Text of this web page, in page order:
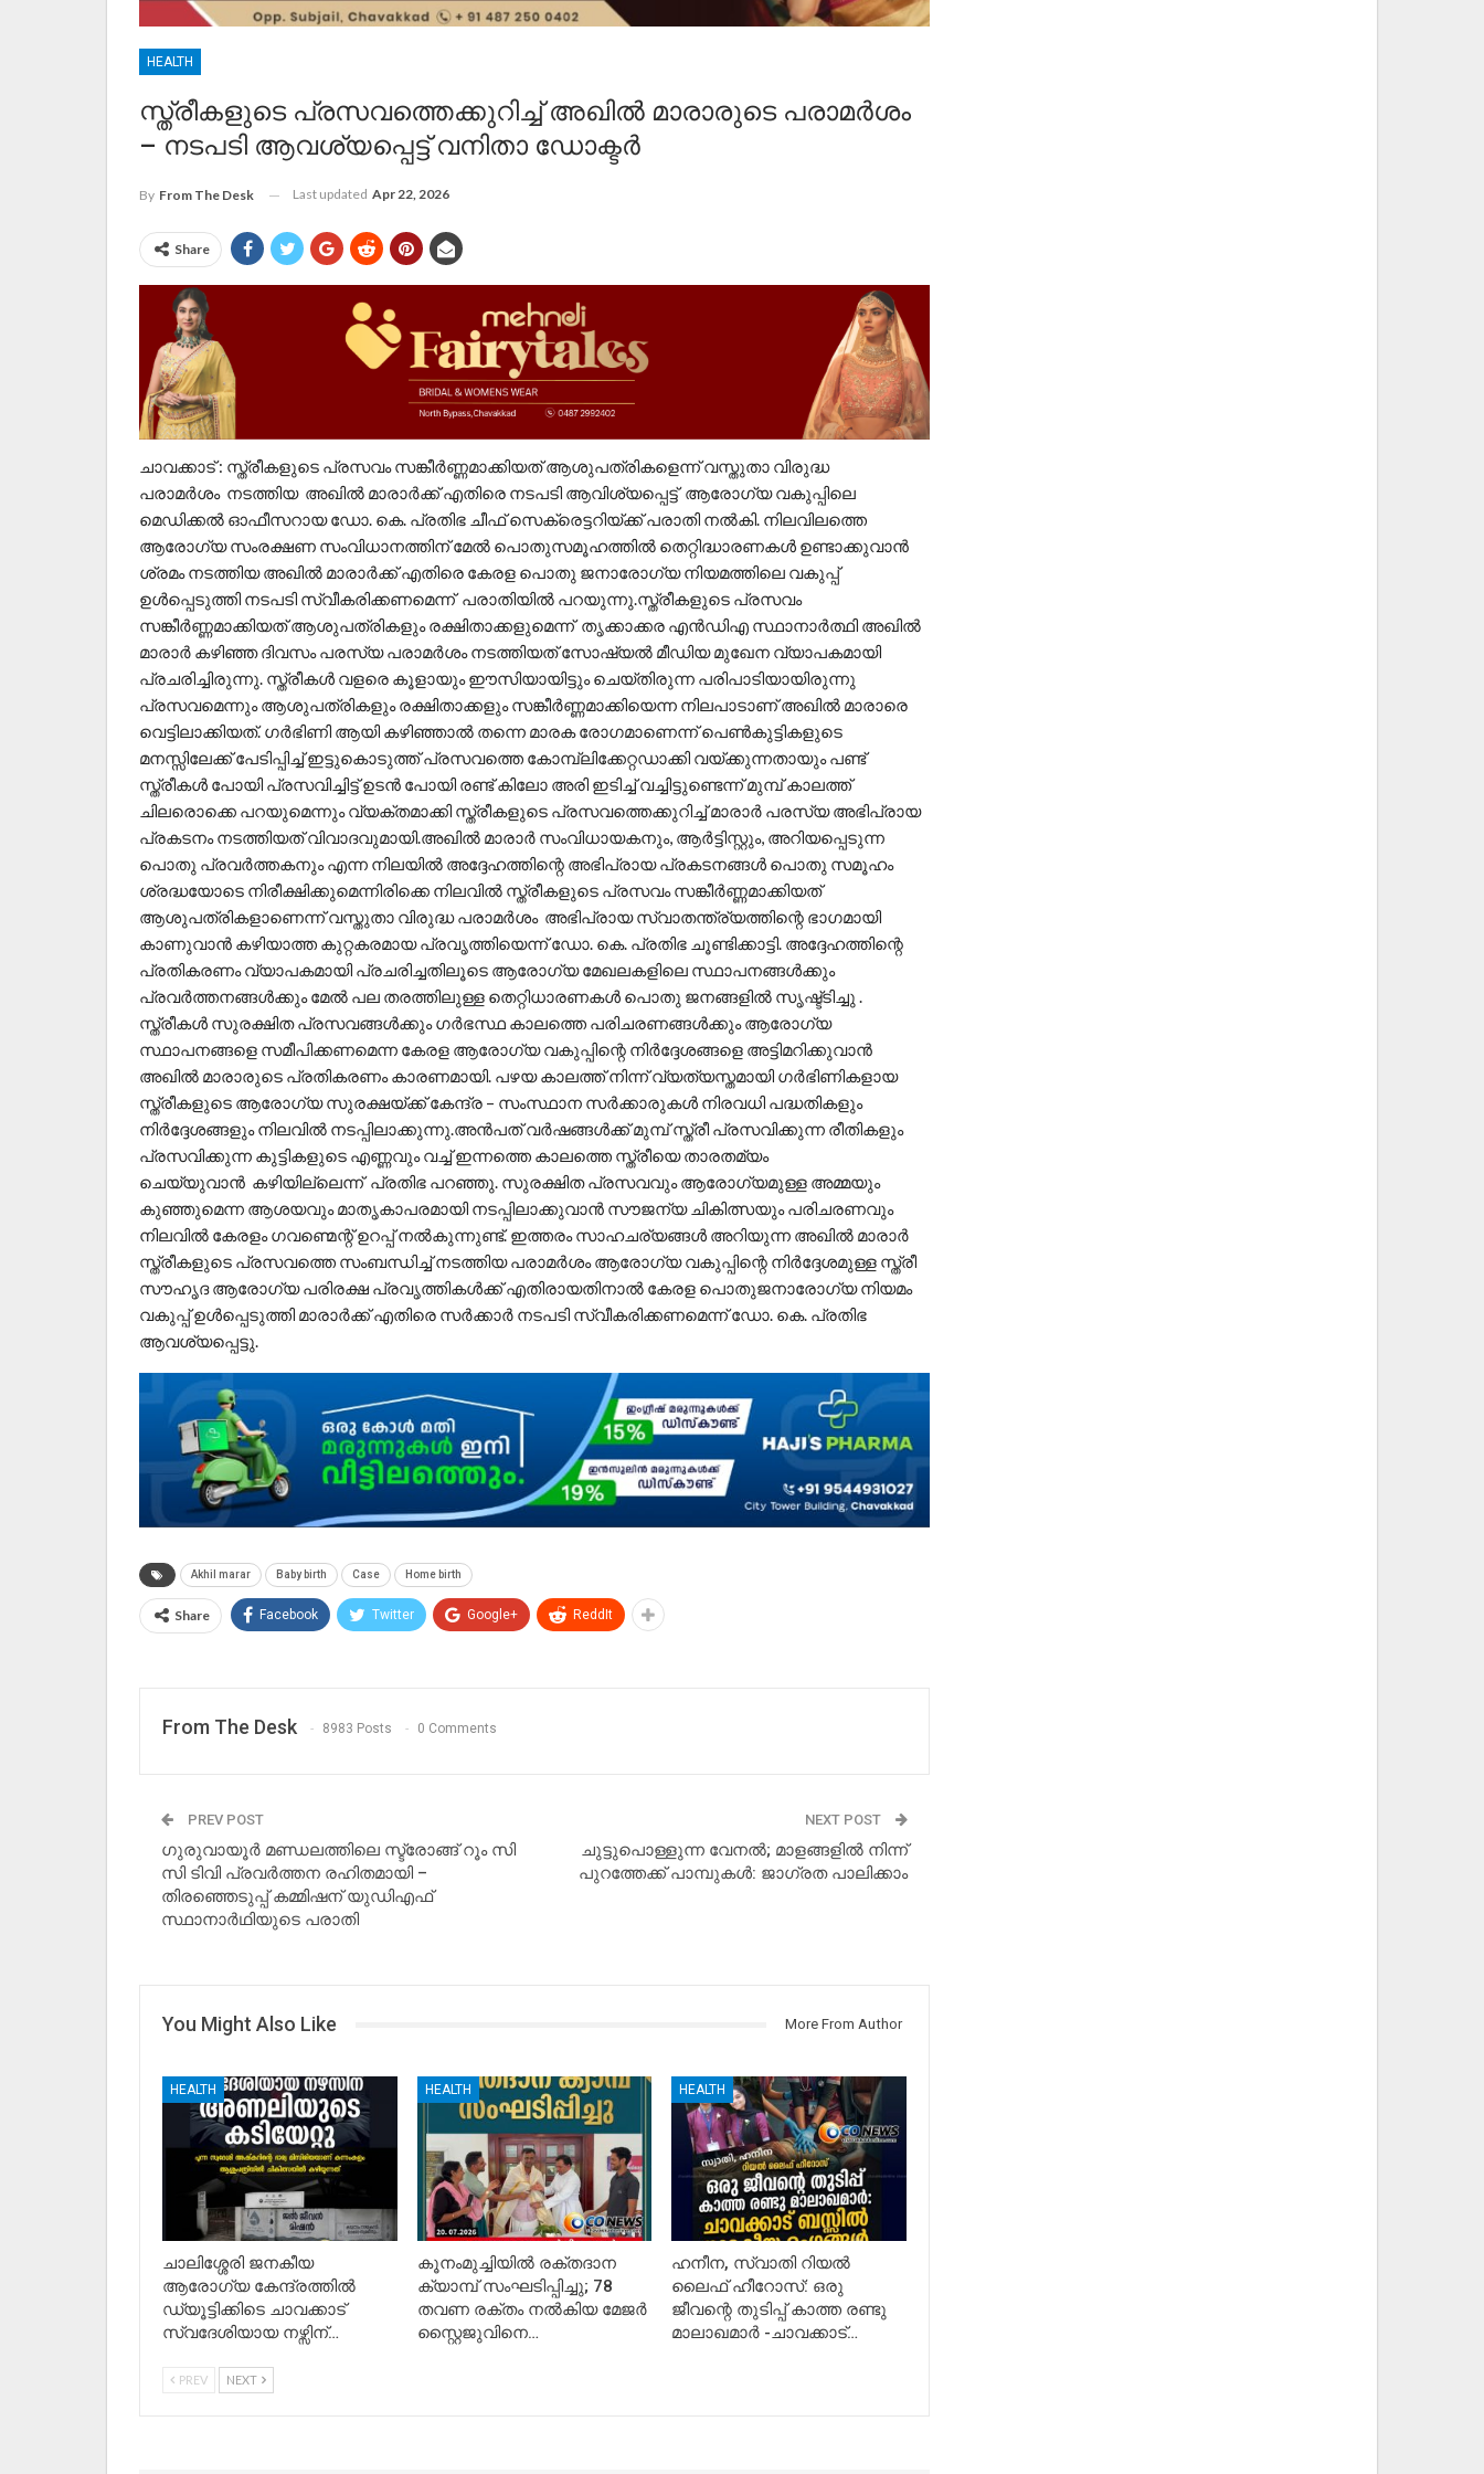
HEALTH
സ്ത്രീകളുടെ പ്രസവത്തെക്കുറിച്ച് അഖിൽ മാരാരുടെ പരാമർശം
– നടപടി ആവശ്യപ്പെട്ട് വനിതാ ഡോക്ടർ
By From The Desk Last updated Apr 22, 2026
Share
ചാവക്കാട് : സ്ത്രീകളുടെ പ്രസവം സങ്കീർണ്ണമാക്കിയത് ആശുപത്രികളെന്ന് വസ്തുതാ വിരുദ്ധ
പരാമർശം നടത്തിയ അഖിൽ മാരാർക്ക് എതിരെ നടപടി ആവിശ്യപ്പെട്ട് ആരോഗ്യ വകുപ്പിലെ
മെഡിക്കൽ ഓഫീസറായ ഡോ. കെ. പ്രതിഭ ചീഫ് സെക്രെട്ടറിയ്ക്ക് പരാതി നൽകി. നിലവിലത്തെ
ആരോഗ്യ സംരക്ഷണ സംവിധാനത്തിന് മേൽ പൊതുസമൂഹത്തിൽ തെറ്റിദ്ധാരണകൾ ഉണ്ടാക്കുവാൻ
ശ്രമം നടത്തിയ അഖിൽ മാരാർക്ക് എതിരെ കേരള പൊതു ജനാരോഗ്യ നിയമത്തിലെ വകുപ്പ്
ഉൾപ്പെടുത്തി നടപടി സ്വീകരിക്കണമെന്ന് പരാതിയിൽ പറയുന്നു.സ്ത്രീകളുടെ പ്രസവം
സങ്കീർണ്ണമാക്കിയത് ആശുപത്രികളും രക്ഷിതാക്കളുമെന്ന് തൃക്കാക്കര എൻഡിഎ സ്ഥാനാർത്ഥി അഖിൽ
മാരാർ കഴിഞ്ഞ ദിവസം പരസ്യ പരാമർശം നടത്തിയത് സോഷ്യൽ മീഡിയ മുഖേന വ്യാപകമായി
പ്രചരിച്ചിരുന്നു. സ്ത്രീകൾ വളരെ കൂളായും ഈസിയായിട്ടും ചെയ്തിരുന്ന പരിപാടിയായിരുന്നു
പ്രസവമെന്നും ആശുപത്രികളും രക്ഷിതാക്കളും സങ്കീർണ്ണമാക്കിയെന്ന നിലപാടാണ് അഖിൽ മാരാരെ
വെട്ടിലാക്കിയത്. ഗർഭിണി ആയി കഴിഞ്ഞാൽ തന്നെ മാരക രോഗമാണെന്ന് പെൺകുട്ടികളുടെ
മനസ്സിലേക്ക് പേടിപ്പിച്ച് ഇട്ടുകൊടുത്ത് പ്രസവത്തെ കോമ്പ്ലിക്കേറ്റഡാക്കി വയ്ക്കുന്നതായും പണ്ട്
സ്ത്രീകൾ പോയി പ്രസവിച്ചിട്ട് ഉടൻ പോയി രണ്ട് കിലോ അരി ഇടിച്ച് വച്ചിട്ടുണ്ടെന്ന് മുമ്പ് കാലത്ത്
ചിലരൊക്കെ പറയുമെന്നും വ്യക്തമാക്കി സ്ത്രീകളുടെ പ്രസവത്തെക്കുറിച്ച് മാരാർ പരസ്യ അഭിപ്രായ
പ്രകടനം നടത്തിയത് വിവാദവുമായി.അഖിൽ മാരാർ സംവിധായകനും, ആർട്ടിസ്റ്റും, അറിയപ്പെടുന്ന
പൊതു പ്രവർത്തകനും എന്ന നിലയിൽ അദ്ദേഹത്തിന്റെ അഭിപ്രായ പ്രകടനങ്ങൾ പൊതു സമൂഹം
ശ്രദ്ധയോടെ നിരീക്ഷിക്കുമെന്നിരിക്കെ നിലവിൽ സ്ത്രീകളുടെ പ്രസവം സങ്കീർണ്ണമാക്കിയത്
ആശുപത്രികളാണെന്ന് വസ്തുതാ വിരുദ്ധ പരാമർശം അഭിപ്രായ സ്വാതന്ത്ര്യത്തിന്റെ ഭാഗമായി
കാണുവാൻ കഴിയാത്ത കുറ്റകരമായ പ്രവൃത്തിയെന്ന് ഡോ. കെ. പ്രതിഭ ചൂണ്ടിക്കാട്ടി. അദ്ദേഹത്തിന്റെ
പ്രതികരണം വ്യാപകമായി പ്രചരിച്ചതിലൂടെ ആരോഗ്യ മേഖലകളിലെ സ്ഥാപനങ്ങൾക്കും
പ്രവർത്തനങ്ങൾക്കും മേൽ പല തരത്തിലുള്ള തെറ്റിധാരണകൾ പൊതു ജനങ്ങളിൽ സൃഷ്ട്ടിച്ചു .
സ്ത്രീകൾ സുരക്ഷിത പ്രസവങ്ങൾക്കും ഗർഭസ്ഥ കാലത്തെ പരിചരണങ്ങൾക്കും ആരോഗ്യ
സ്ഥാപനങ്ങളെ സമീപിക്കണമെന്ന കേരള ആരോഗ്യ വകുപ്പിന്റെ നിർദ്ദേശങ്ങളെ അട്ടിമറിക്കുവാൻ
അഖിൽ മാരാരുടെ പ്രതികരണം കാരണമായി. പഴയ കാലത്ത് നിന്ന് വ്യത്യസ്തമായി ഗർഭിണികളായ
സ്ത്രീകളുടെ ആരോഗ്യ സുരക്ഷയ്ക്ക് കേന്ദ്ര – സംസ്ഥാന സർക്കാരുകൾ നിരവധി പദ്ധതികളും
നിർദ്ദേശങ്ങളും നിലവിൽ നടപ്പിലാക്കുന്നു.അൻപത് വർഷങ്ങൾക്ക് മുമ്പ് സ്ത്രീ പ്രസവിക്കുന്ന രീതികളും
പ്രസവിക്കുന്ന കുട്ടികളുടെ എണ്ണവും വച്ച് ഇന്നത്തെ കാലത്തെ സ്ത്രീയെ താരതമ്യം
ചെയ്യുവാൻ കഴിയില്ലെന്ന് പ്രതിഭ പറഞ്ഞു. സുരക്ഷിത പ്രസവവും ആരോഗ്യമുള്ള അമ്മയും
കുഞ്ഞുമെന്ന ആശയവും മാതൃകാപരമായി നടപ്പിലാക്കുവാൻ സൗജന്യ ചികിത്സയും പരിചരണവും
നിലവിൽ കേരളം ഗവണ്മെന്റ് ഉറപ്പ് നൽകുന്നുണ്ട്. ഇത്തരം സാഹചര്യങ്ങൾ അറിയുന്ന അഖിൽ മാരാർ
സ്ത്രീകളുടെ പ്രസവത്തെ സംബന്ധിച്ച് നടത്തിയ പരാമർശം ആരോഗ്യ വകുപ്പിന്റെ നിർദ്ദേശമുള്ള സ്ത്രീ
സൗഹൃദ ആരോഗ്യ പരിരക്ഷ പ്രവൃത്തികൾക്ക് എതിരായതിനാൽ കേരള പൊതുജനാരോഗ്യ നിയമം
വകുപ്പ് ഉൾപ്പെടുത്തി മാരാർക്ക് എതിരെ സർക്കാർ നടപടി സ്വീകരിക്കണമെന്ന് ഡോ. കെ. പ്രതിഭ
ആവശ്യപ്പെട്ടു.
Akhil marar Baby birth Case Home birth
Share Facebook Twitter Google+ ReddIt
From The Desk 8983 Posts 0 Comments
PREV POST
ഗുരുവായൂർ മണ്ഡലത്തിലെ സ്ട്രോങ്ങ്‌ റൂം സി
സി ടിവി പ്രവർത്തന രഹിതമായി –
തിരഞ്ഞെടുപ്പ് കമ്മിഷന് യുഡിഎഫ്
സ്ഥാനാർഥിയുടെ പരാതി
NEXT POST
ചുട്ടുപൊള്ളുന്ന വേനൽ; മാളങ്ങളിൽ നിന്ന്
പുറത്തേക്ക് പാമ്പുകൾ: ജാഗ്രത പാലിക്കാം
You Might Also Like More From Author
HEALTH
ചാലിശ്ശേരി ജനകീയ
ആരോഗ്യ കേന്ദ്രത്തിൽ
ഡ്യൂട്ടിക്കിടെ ചാവക്കാട്
സ്വദേശിയായ നഴ്സിന്…
HEALTH
കൂനംമുച്ചിയിൽ രക്തദാന
ക്യാമ്പ് സംഘടിപ്പിച്ചു; 78
തവണ രക്തം നൽകിയ മേജർ
സ്റ്റൈജുവിനെ…
HEALTH
ഹനീന, സ്വാതി റിയൽ
ലൈഫ് ഹീറോസ്: ഒരു
ജീവന്റെ തുടിപ്പ് കാത്ത രണ്ടു
മാലാഖമാർ -ചാവക്കാട്…
PREV NEXT